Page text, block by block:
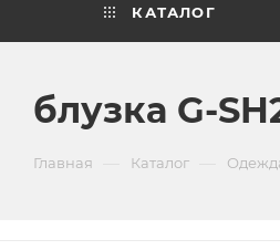
КАТАЛОГ
блузка G-
Главная Каталог